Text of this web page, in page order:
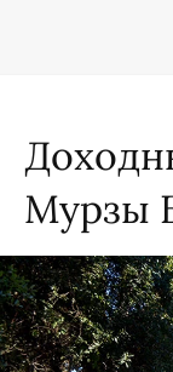
Мурзы